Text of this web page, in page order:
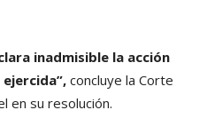
inadmisible la acción
concluye la Corte
en su resolución.